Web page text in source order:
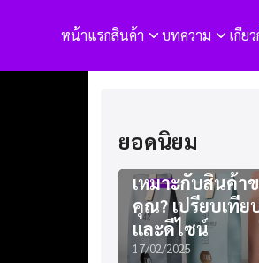
หน้าแรกสินค้า บทความ เกีย
ยอดนิยม
เหมาะกับสินค้า
คุณ? เปรียบเทีย
และดีไซน์
17/02/2025